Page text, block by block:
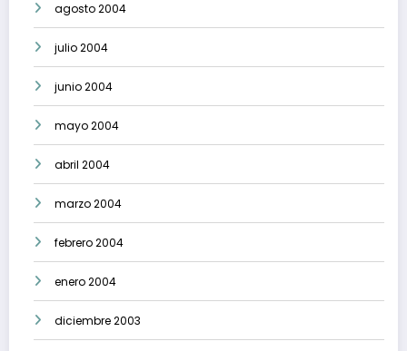
agosto 2004
julio 2004
junio 2004
mayo 2004
abril 2004
marzo 2004
febrero 2004
enero 2004
diciembre 2003